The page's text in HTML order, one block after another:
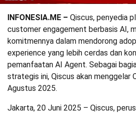
INFONESIA.ME – Qiscus, penyedia
customer engagement berbasis AI,
komitmennya dalam mendorong
experience yang lebih cerdas dan
pemanfaatan AI Agent. Sebagai
strategis ini, Qiscus akan menggelar
Agustus 2025.
Jakarta, 20 Juni 2025 – Qiscus,